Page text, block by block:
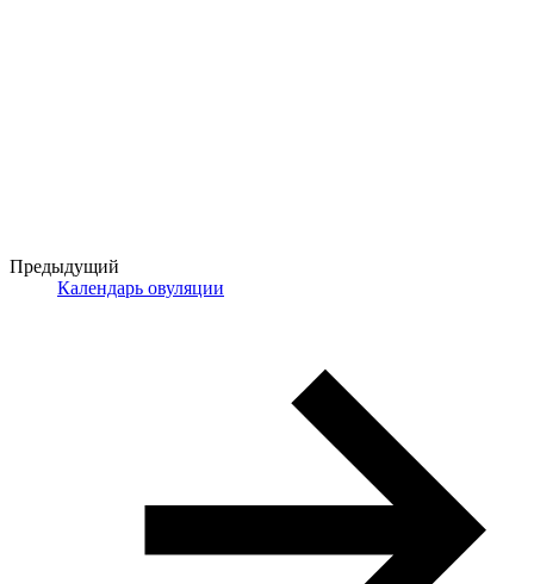
Предыдущий
Календарь овуляции